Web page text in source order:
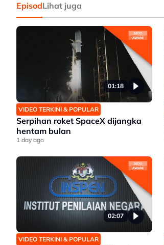
EpisodLihat juga
01:18
VIDEO TERKINI & POPULAR
Serpihan roket SpaceX dijangka
hentam bulan
1 day ago
02:07
VIDEO TERKINI & POPULAR